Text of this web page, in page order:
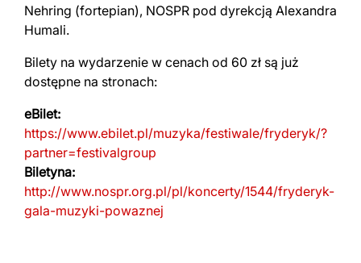
Nehring (fortepian), NOSPR pod dyrekcją Alexandra
Humali.
Bilety na wydarzenie w cenach od 60 zł są już
dostępne na stronach:
eBilet:
https://www.ebilet.pl/muzyka/festiwale/fryderyk/?
partner=festivalgroup
Biletyna:
http://www.nospr.org.pl/pl/koncerty/1544/fryderyk-
gala-muzyki-powaznej